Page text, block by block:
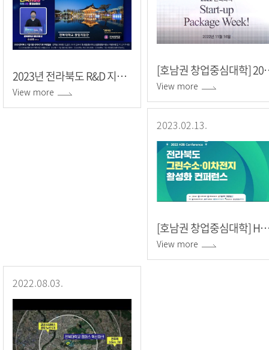
2023년 전라북도 R&D 지원사업 통합설명회
View more
[호남권 창업중심
View more
2023.02.13.
[호남권 창업중심대학] H2B(수소-배터리) 컨
View more
2022.08.03.